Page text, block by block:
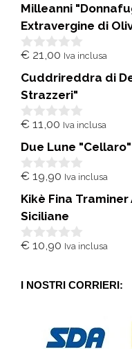
Milleanni
Extravergine di
0
u
5
€ 21,00 Iva inclusa
Cuddrireddra di
Strazzeri"
0
u
5
€ 11,00 Iva inclusa
Due Lune
0
u
5
€ 19,90 Iva inclusa
Kikè Fina
Siciliane
0
5
€ 10,90 Iva inclusa
I NOSTRI CORRIERI: